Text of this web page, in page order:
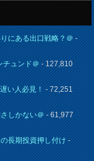
にある出口戦略？＠-
チュンド＠- 127,810
い人必見！- 72,251
しかない＠- 61,977
長期投資押し付け-